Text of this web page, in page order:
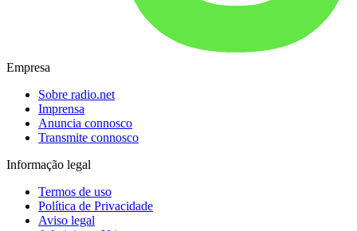
Empresa
Sobre radio.net
Imprensa
Anuncia connosco
Transmite connosco
Informação legal
Termos de uso
Política de Privacidade
Aviso legal